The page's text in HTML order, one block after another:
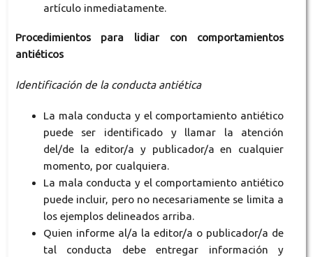
artículo inmediatamente.
Procedimientos para lidiar con comportamientos
antiéticos
Identificación de la conducta antiética
La mala conducta y el comportamiento antiético
puede ser identificado y llamar la atención
del/de la editor/a y publicador/a en cualquier
momento, por cualquiera.
La mala conducta y el comportamiento antiético
puede incluir, pero no necesariamente se limita a
los ejemplos delineados arriba.
Quien informe al/a la editor/a o publicador/a de
tal conducta debe entregar información y